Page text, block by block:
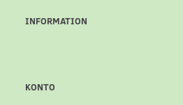
INFORMATION
KONTO